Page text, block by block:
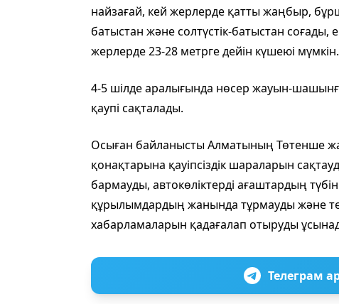
найзағай, кей жерлерде қатты жаңбыр,
батыстан және солтүстік-батыстан соғады,
жерлерде 23-28 метрге дейін күшеюі мүмкін.
4-5 шілде аралығында нөсер жауын-
қаупі сақталады.
Осыған байланысты Алматының Төтенше
қонақтарына қауіпсіздік шараларын
бармауды, автокөліктерді ағаштардың
құрылымдардың жанында тұрмауды және
хабарламаларын қадағалап отыруды
Телеграм